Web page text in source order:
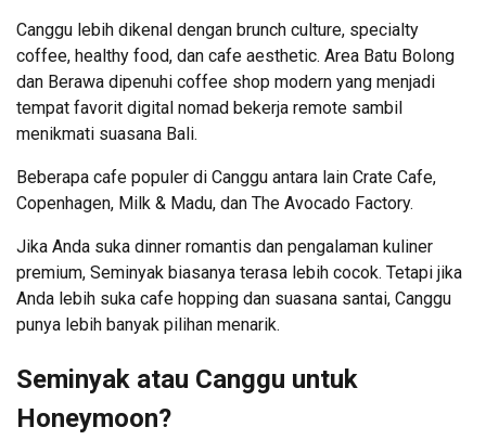
Canggu lebih dikenal dengan brunch culture, specialty
coffee, healthy food, dan cafe aesthetic. Area Batu Bolong
dan Berawa dipenuhi coffee shop modern yang menjadi
tempat favorit digital nomad bekerja remote sambil
menikmati suasana Bali.
Beberapa cafe populer di Canggu antara lain Crate Cafe,
Copenhagen, Milk & Madu, dan The Avocado Factory.
Jika Anda suka dinner romantis dan pengalaman kuliner
premium, Seminyak biasanya terasa lebih cocok. Tetapi jika
Anda lebih suka cafe hopping dan suasana santai, Canggu
punya lebih banyak pilihan menarik.
Seminyak atau Canggu untuk
Honeymoon?